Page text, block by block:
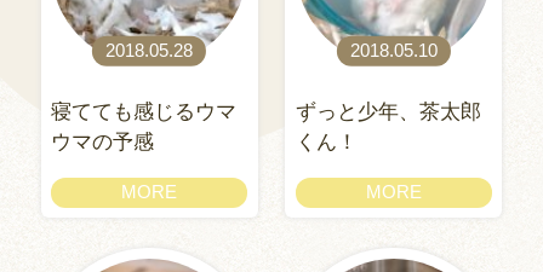
2018.05.28
寝てても感じるウマ
ウマの予感
MORE
2018.05.10
ずっと少年、茶太郎
くん！
MORE